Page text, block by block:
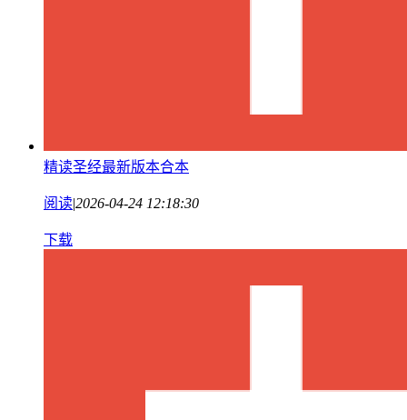
精读圣经最新版本合本
阅读|2026-04-24 12:18:30
下载